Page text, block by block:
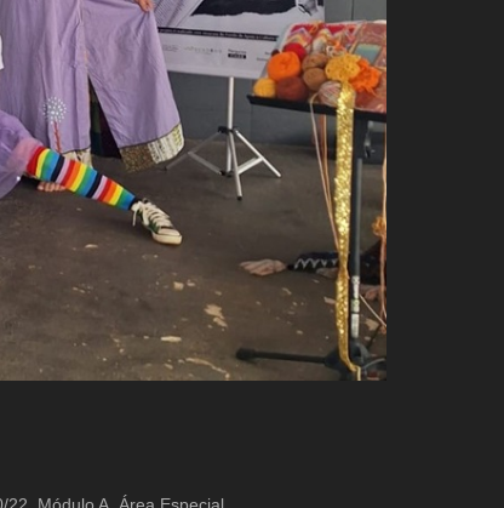
Módulo A, Área Especial